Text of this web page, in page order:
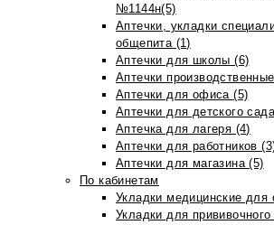
№1144н(5)
Аптечки, укладки
общепита (1)
Аптечки для школы (6)
Аптечки
Аптечки для офиса (5)
Аптечки для детского
Аптечка для лагеря (4)
Аптечки для работников
Аптечки для магазина (5)
По кабинетам
Укладки медицинские
Укладки для прививочного